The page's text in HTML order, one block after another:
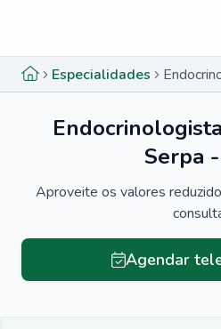
Especialidades
Serpa
Aproveite os valores
Agendar